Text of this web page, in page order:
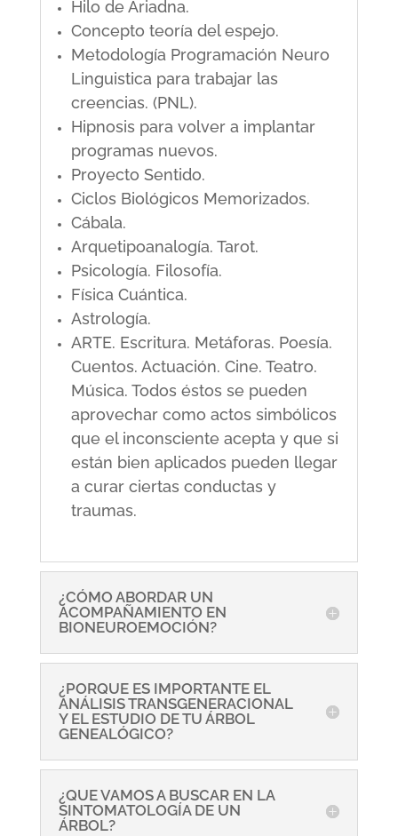
Hilo de Ariadna.
Concepto teoría del espejo.
Metodología Programación Neuro
Linguistica para trabajar las
creencias. (PNL).
Hipnosis para volver a implantar
programas nuevos.
Proyecto Sentido.
Ciclos Biológicos Memorizados.
Cábala.
Arquetipoanalogía. Tarot.
Psicología. Filosofía.
Física Cuántica.
Astrología.
ARTE. Escritura. Metáforas. Poesía.
Cuentos. Actuación. Cine. Teatro.
Música. Todos éstos se pueden
aprovechar como actos simbólicos
que el inconsciente acepta y que si
están bien aplicados pueden llegar
a curar ciertas conductas y
traumas.
¿CÓMO ABORDAR UN
ACOMPAÑAMIENTO EN
BIONEUROEMOCIÓN?
¿PORQUE ES IMPORTANTE EL
ANÁLISIS TRANSGENERACIONAL
Y EL ESTUDIO DE TU ÁRBOL
GENEALÓGICO?
¿QUE VAMOS A BUSCAR EN LA
SINTOMATOLOGÍA DE UN
ÁRBOL?